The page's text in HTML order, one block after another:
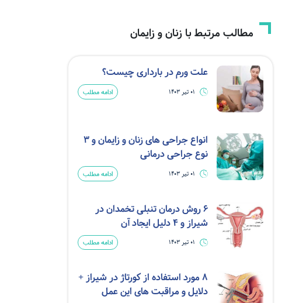
مطالب مرتبط با زنان و زایمان
علت ورم در بارداری چیست؟
01 تیر 1403 ادامه مطلب
انواع جراحی های زنان و زایمان و 3
نوع جراحی درمانی
01 تیر 1403 ادامه مطلب
6 روش درمان تنبلی تخمدان در
شیراز و 4 دلیل ایجاد آن
01 تیر 1403 ادامه مطلب
8 مورد استفاده از کورتاژ در شیراز +
دلایل و مراقبت های این عمل